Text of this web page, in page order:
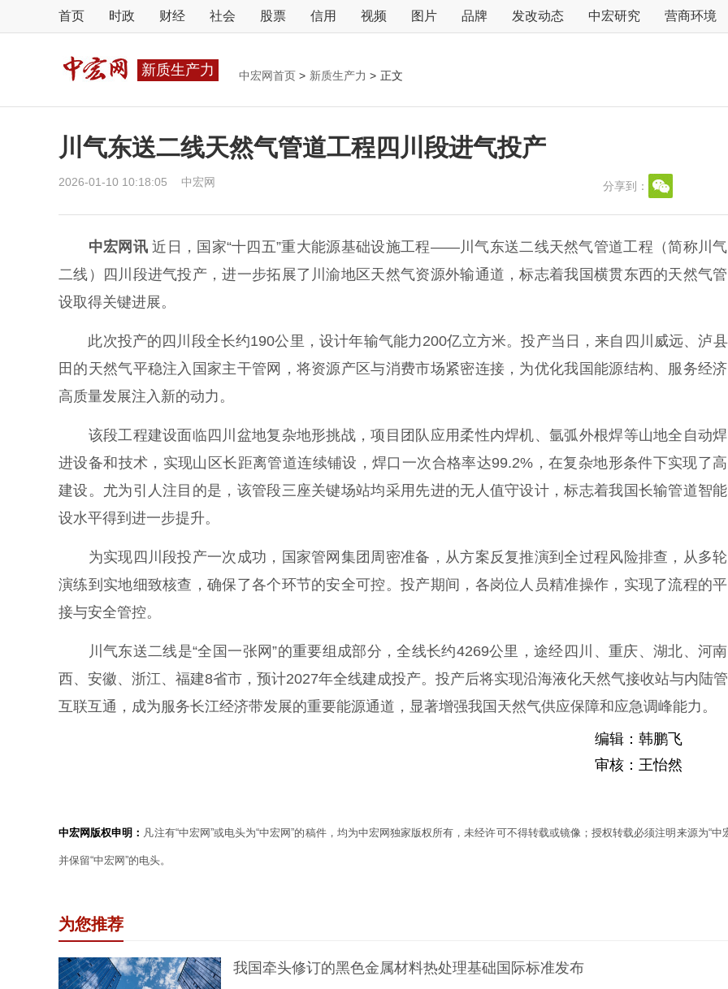
首页 时政 财经 社会 股票 信用 视频 图片 品牌 发改动态 中宏研究 营商环境
新质生产力 中宏网首页 > 新质生产力 > 正文
川气东送二线天然气管道工程四川段进气投产
2026-01-10 10:18:05 中宏网 分享到：
中宏网讯近日，国家“十四五”重大能源基础设施工程——川气东送二线天然气管道工程（简称川
二线）四川段进气投产，进一步拓展了川渝地区天然气资源外输通道，标志着我国横贯东西的天然气
设取得关键进展。
此次投产的四川段全长约190公里，设计年输气能力200亿立方米。投产当日，来自四川威远、泸
田的天然气平稳注入国家主干管网，将资源产区与消费市场紧密连接，为优化我国能源结构、服务经
高质量发展注入新的动力。
该段工程建设面临四川盆地复杂地形挑战，项目团队应用柔性内焊机、氩弧外根焊等山地全自动
进设备和技术，实现山区长距离管道连续铺设，焊口一次合格率达99.2%，在复杂地形条件下实现了
建设。尤为引人注目的是，该管段三座关键场站均采用先进的无人值守设计，标志着我国长输管道智
设水平得到进一步提升。
为实现四川段投产一次成功，国家管网集团周密准备，从方案反复推演到全过程风险排查，从多
演练到实地细致核查，确保了各个环节的安全可控。投产期间，各岗位人员精准操作，实现了流程的
接与安全管控。
川气东送二线是“全国一张网”的重要组成部分，全线长约4269公里，途经四川、重庆、湖北、河
西、安徽、浙江、福建8省市，预计2027年全线建成投产。投产后将实现沿海液化天然气接收站与内陆
互联互通，成为服务长江经济带发展的重要能源通道，显著增强我国天然气供应保障和应急调峰能力。
编辑：韩鹏飞
审核：王怡然
中宏网版权申明： 凡注有“中宏网”或电头为“中宏网”的稿件，均为中宏网独家版权所有，未经许可不得转载或镜像；授权转载必须注明来源为“中
并保留“中宏网”的电头。
为您推荐
我国牵头修订的黑色金属材料热处理基础国际标准发布